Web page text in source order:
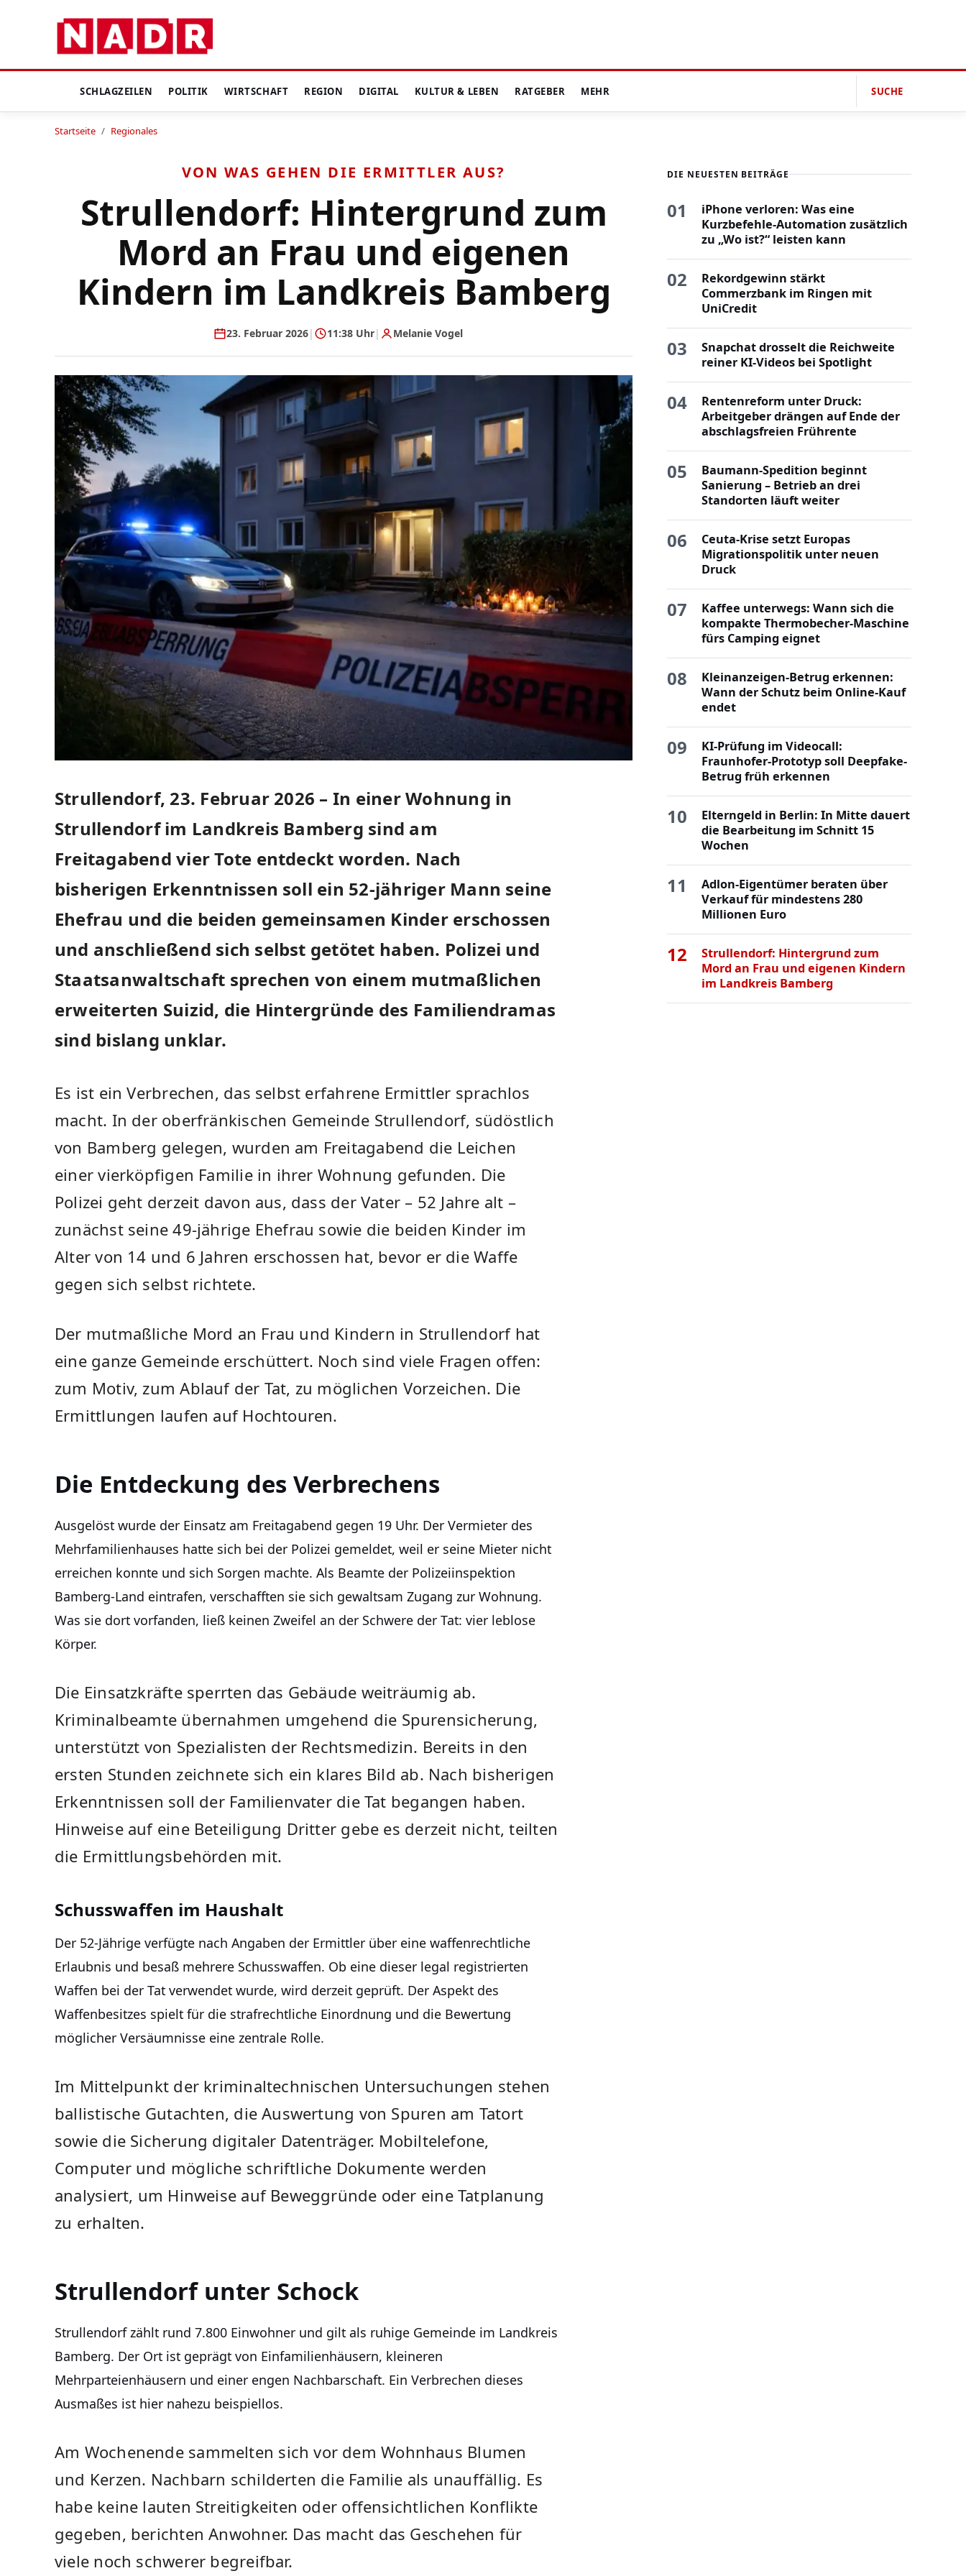
SCHLAGZEILEN POLITIK WIRTSCHAFT REGION DIGITAL KULTUR & LEBEN RATGEBER MEHR SUCHE
Startseite / Regionales
VON WAS GEHEN DIE ERMITTLER AUS?
Strullendorf: Hintergrund zum
Mord an Frau und eigenen
Kindern im Landkreis Bamberg
23. Februar 2026| 11:38 Uhr| Melanie Vogel
Strullendorf, 23. Februar 2026 – In einer Wohnung in
Strullendorf im Landkreis Bamberg sind am
Freitagabend vier Tote entdeckt worden. Nach
bisherigen Erkenntnissen soll ein 52-jähriger Mann seine
Ehefrau und die beiden gemeinsamen Kinder erschossen
und anschließend sich selbst getötet haben. Polizei und
Staatsanwaltschaft sprechen von einem mutmaßlichen
erweiterten Suizid, die Hintergründe des Familiendramas
sind bislang unklar.
Es ist ein Verbrechen, das selbst erfahrene Ermittler sprachlos
macht. In der oberfränkischen Gemeinde Strullendorf, südöstlich
von Bamberg gelegen, wurden am Freitagabend die Leichen
einer vierköpfigen Familie in ihrer Wohnung gefunden. Die
Polizei geht derzeit davon aus, dass der Vater – 52 Jahre alt –
zunächst seine 49-jährige Ehefrau sowie die beiden Kinder im
Alter von 14 und 6 Jahren erschossen hat, bevor er die Waffe
gegen sich selbst richtete.
Der mutmaßliche Mord an Frau und Kindern in Strullendorf hat
eine ganze Gemeinde erschüttert. Noch sind viele Fragen offen:
zum Motiv, zum Ablauf der Tat, zu möglichen Vorzeichen. Die
Ermittlungen laufen auf Hochtouren.
Die Entdeckung des Verbrechens
Ausgelöst wurde der Einsatz am Freitagabend gegen 19 Uhr. Der Vermieter des
Mehrfamilienhauses hatte sich bei der Polizei gemeldet, weil er seine Mieter nicht
erreichen konnte und sich Sorgen machte. Als Beamte der Polizeiinspektion
Bamberg-Land eintrafen, verschafften sie sich gewaltsam Zugang zur Wohnung.
Was sie dort vorfanden, ließ keinen Zweifel an der Schwere der Tat: vier leblose
Körper.
Die Einsatzkräfte sperrten das Gebäude weiträumig ab.
Kriminalbeamte übernahmen umgehend die Spurensicherung,
unterstützt von Spezialisten der Rechtsmedizin. Bereits in den
ersten Stunden zeichnete sich ein klares Bild ab. Nach bisherigen
Erkenntnissen soll der Familienvater die Tat begangen haben.
Hinweise auf eine Beteiligung Dritter gebe es derzeit nicht, teilten
die Ermittlungsbehörden mit.
Schusswaffen im Haushalt
Der 52-Jährige verfügte nach Angaben der Ermittler über eine waffenrechtliche
Erlaubnis und besaß mehrere Schusswaffen. Ob eine dieser legal registrierten
Waffen bei der Tat verwendet wurde, wird derzeit geprüft. Der Aspekt des
Waffenbesitzes spielt für die strafrechtliche Einordnung und die Bewertung
möglicher Versäumnisse eine zentrale Rolle.
Im Mittelpunkt der kriminaltechnischen Untersuchungen stehen
ballistische Gutachten, die Auswertung von Spuren am Tatort
sowie die Sicherung digitaler Datenträger. Mobiltelefone,
Computer und mögliche schriftliche Dokumente werden
analysiert, um Hinweise auf Beweggründe oder eine Tatplanung
zu erhalten.
Strullendorf unter Schock
Strullendorf zählt rund 7.800 Einwohner und gilt als ruhige Gemeinde im Landkreis
Bamberg. Der Ort ist geprägt von Einfamilienhäusern, kleineren
Mehrparteienhäusern und einer engen Nachbarschaft. Ein Verbrechen dieses
Ausmaßes ist hier nahezu beispiellos.
Am Wochenende sammelten sich vor dem Wohnhaus Blumen
und Kerzen. Nachbarn schilderten die Familie als unauffällig. Es
habe keine lauten Streitigkeiten oder offensichtlichen Konflikte
gegeben, berichten Anwohner. Das macht das Geschehen für
viele noch schwerer begreifbar.
DIE NEUESTEN BEITRÄGE
01
iPhone verloren: Was eine
Kurzbefehle-Automation zusätzlich
zu „Wo ist?“ leisten kann
02
Rekordgewinn stärkt
Commerzbank im Ringen mit
UniCredit
03
Snapchat drosselt die Reichweite
reiner KI-Videos bei Spotlight
04
Rentenreform unter Druck:
Arbeitgeber drängen auf Ende der
abschlagsfreien Frührente
05
Baumann-Spedition beginnt
Sanierung – Betrieb an drei
Standorten läuft weiter
06
Ceuta-Krise setzt Europas
Migrationspolitik unter neuen
Druck
07
Kaffee unterwegs: Wann sich die
kompakte Thermobecher-Maschine
fürs Camping eignet
08
Kleinanzeigen-Betrug erkennen:
Wann der Schutz beim Online-Kauf
endet
09
KI-Prüfung im Videocall:
Fraunhofer-Prototyp soll Deepfake-
Betrug früh erkennen
10
Elterngeld in Berlin: In Mitte dauert
die Bearbeitung im Schnitt 15
Wochen
11
Adlon-Eigentümer beraten über
Verkauf für mindestens 280
Millionen Euro
12
Strullendorf: Hintergrund zum
Mord an Frau und eigenen Kindern
im Landkreis Bamberg